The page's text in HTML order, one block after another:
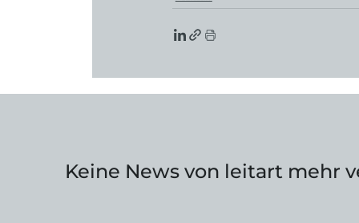
Keine News von leitart mehr